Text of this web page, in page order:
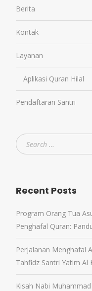
Berita
Kontak
Layanan
Aplikasi Quran Hilal
Pendaftaran Santri
Recent Posts
Program Orang Tua
Penghafal Quran:
Perjalanan Menghafal
Tahfidz Santri Yatim Al
Kisah Nabi